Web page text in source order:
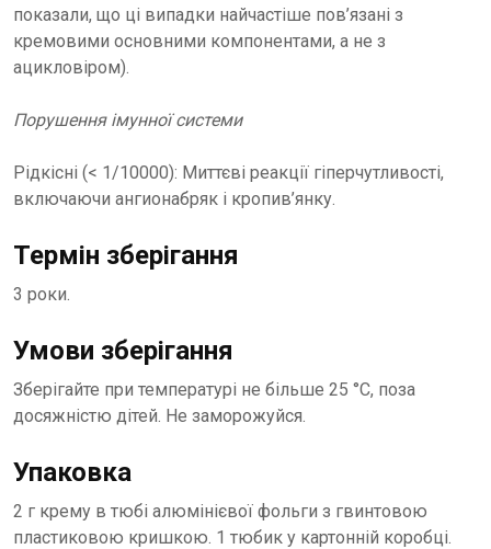
показали, що ці випадки найчастіше пов’язані з
кремовими основними компонентами, а не з
ацикловіром).
Порушення імунної системи
Рідкісні (< 1/10000): Миттєві реакції гіперчутливості,
включаючи ангионабряк і кропив’янку.
Термін зберігання
3 роки.
Умови зберігання
Зберігайте при температурі не більше 25 °C, поза
досяжністю дітей. Не заморожуйся.
Упаковка
2 г крему в тюбі алюмінієвої фольги з гвинтовою
пластиковою кришкою. 1 тюбик у картонній коробці.